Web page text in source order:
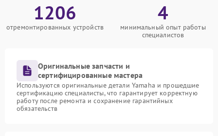
1206
отремонтированных устройств
4
минимальный опыт работы
специалистов
Оригинальные запчасти и
сертифицированные мастера
Используются оригинальные детали Yamaha и прошедшие
сертификацию специалисты, что гарантирует корректную
работу после ремонта и сохранение гарантийных
обязательств